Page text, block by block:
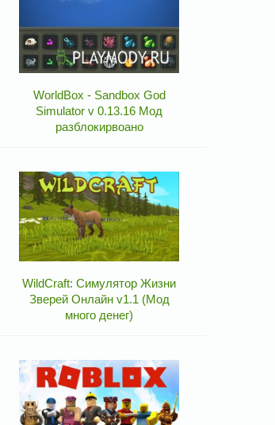
WorldBox - Sandbox God
Simulator v 0.13.16 Мод
разблокирвоано
WildCraft: Симулятор Жизни
Зверей Онлайн v1.1 (Мод
много денег)